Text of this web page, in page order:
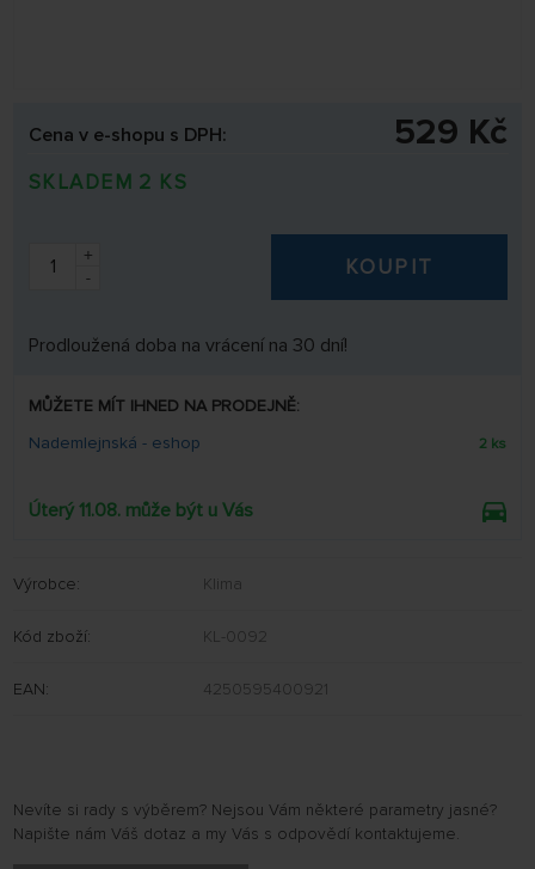
Cena v e-shopu s DPH: 529 Kč
SKLADEM 2 KS
+
-
KOUPIT
Prodloužená doba na vrácení na 30 dní!
MŮŽETE MÍT IHNED NA PRODEJNĚ:
Nademlejnská - eshop
2 ks
Úterý 11.08. může být u Vás
Výrobce: Klima
Kód zboží: KL-0092
EAN: 4250595400921
Nevíte si rady s výběrem? Nejsou Vám některé parametry jasné?
Napište nám Váš dotaz a my Vás s odpovědí kontaktujeme.